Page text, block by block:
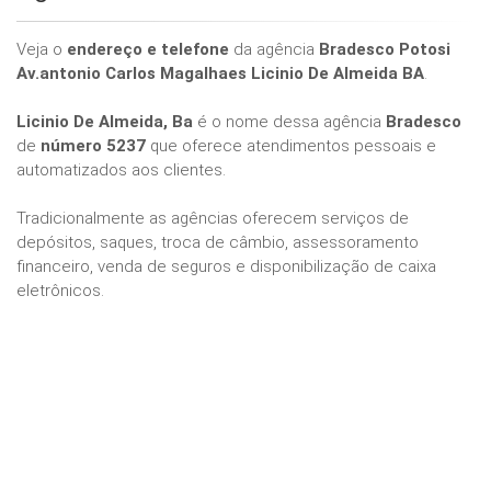
Veja o endereço e telefone da agência Bradesco Potosi
Av.antonio Carlos Magalhaes Licinio De Almeida BA.
Licinio De Almeida, Ba é o nome dessa agência Bradesco
de número 5237 que oferece atendimentos pessoais e
automatizados aos clientes.
Tradicionalmente as agências oferecem serviços de
depósitos, saques, troca de câmbio, assessoramento
financeiro, venda de seguros e disponibilização de caixa
eletrônicos.